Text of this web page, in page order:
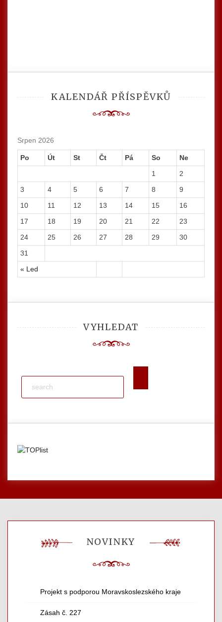
KALENDÁŘ PŘÍSPĚVKŮ
Srpen 2026
Po Út St Čt Pá So Ne
« Led
1
2
3
4 5 6 7 8
9
10
11 12 13 14 15
16
17
18 19 20 21 22
23
24
25 26 27 28 29
30
31
VYHLEDAT
NOVINKY
Projekt s podporou Moravskoslezského kraje
Zásah č. 227